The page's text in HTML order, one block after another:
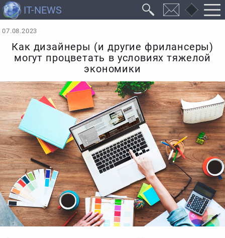
07.08.2023
Как дизайнеры (и другие фрилансеры)
могут процветать в условиях тяжелой
экономики